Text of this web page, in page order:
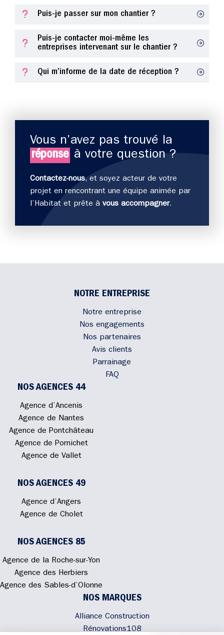
Puis-je passer sur mon chantier ?
Puis-je contacter moi-même les
entreprises intervenant sur le chantier ?
Qui m’informe de la date de réception ?
Vous n’avez pas trouvé la
réponse à votre question ?
Contactez-nous, et soyez acteur de votre
projet en rencontrant une équipe animée par
l’Habitat et prête à vous accompagner.
NOTRE ENTREPRISE
Notre entreprise
Nos engagements
Nos partenaires
Avis clients
Parrainage
FAQ
NOS AGENCES 44
Agence d’Ancenis
Agence de Nantes
Agence de Pontchâteau
Agence de Pornichet
Agence de Vallet
NOS AGENCES 49
Agence d’Angers
Agence de Cholet
NOS AGENCES 85
Agence de la Roche-sur-Yon
Agence des Herbiers
Agence des Sables-d’Olonne
NOS MARQUES
Alliance Construction
Rénovations108